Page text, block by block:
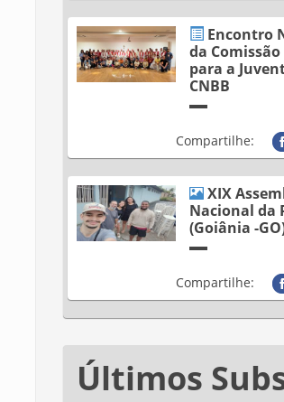
Encontro
da
para a
CNBB
Compartilhe:
XIX
Nacional da
(Goiânia -
Compartilhe:
Últimos